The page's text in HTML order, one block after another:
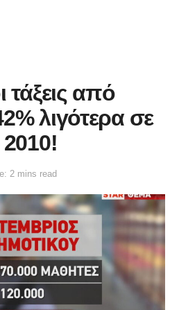
τάξεις από
λιγότερα σε
2 mins read